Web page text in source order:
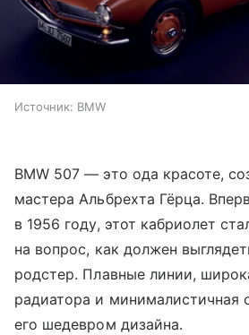
Источник: BMW
BMW 507 — это ода красоте,
мастера Альбрехта Гёрца.
в 1956 году, этот кабриолет
на вопрос, как должен
родстер. Плавные линии,
радиатора и минималистичная
его шедевром дизайна.